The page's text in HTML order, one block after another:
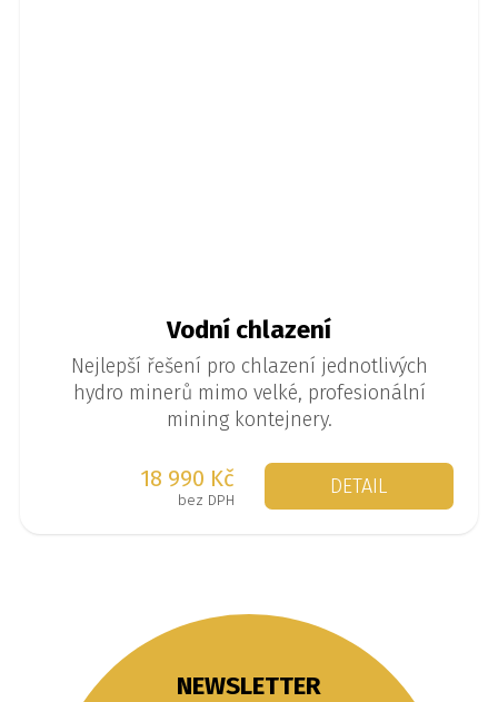
Vodní chlazení
Nejlepší řešení pro chlazení jednotlivých
hydro minerů mimo velké, profesionální
mining kontejnery.
18 990 Kč
bez DPH
DETAIL
NEWSLETTER